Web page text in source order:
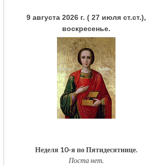
9 августа 2026 г. ( 27 июля ст.ст.),
воскресенье.
Неделя 10-я по Пятидесятнице.
Поста нет.